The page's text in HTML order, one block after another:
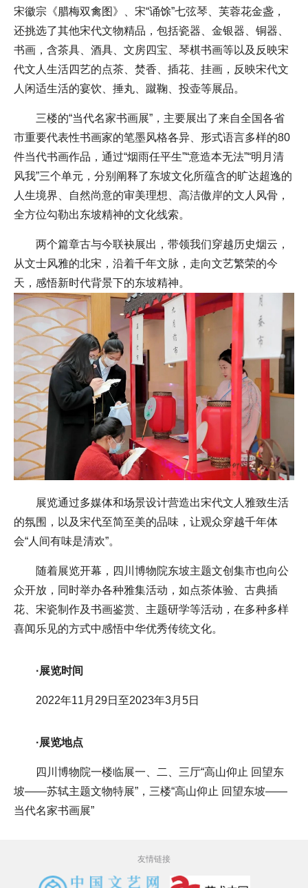
宋徽宗《腊梅双禽图》、宋“诵馀”七弦琴、芙蓉花金盏，
还挑选了其他宋代文物精品，包括瓷器、金银器、铜器、
书画，含茶具、酒具、文房四宝、琴棋书画等以及反映宋
代文人生活四艺的点茶、焚香、插花、挂画，反映宋代文
人闲适生活的宴饮、捶丸、蹴鞠、投壶等展品。
三楼的“当代名家书画展”，主要展出了来自全国各省
市重要代表性书画家的笔墨风格各异、形式语言多样的80
件当代书画作品，通过“烟雨任平生”“意造本无法”“明月清
风我”三个单元，分别阐释了东坡文化所蕴含的旷达超逸的
人生境界、自然尚意的审美理想、高洁傲岸的文人风骨，
全方位勾勒出东坡精神的文化线索。
两个篇章古与今联袂展出，带领我们穿越历史烟云，
从文士风雅的北宋，沿着千年文脉，走向文艺繁荣的今
天，感悟新时代背景下的东坡精神。
展览通过多媒体和场景设计营造出宋代文人雅致生活
的氛围，以及宋代至简至美的品味，让观众穿越千年体
会“人间有味是清欢”。
随着展览开幕，四川博物院东坡主题文创集市也向公
众开放，同时举办各种雅集活动，如点茶体验、古典插
花、宋瓷制作及书画鉴赏、主题研学等活动，在多种多样
喜闻乐见的方式中感悟中华优秀传统文化。
·展览时间
2022年11月29日至2023年3月5日
·展览地点
四川博物院一楼临展一、二、三厅“高山仰止 回望东
坡——苏轼主题文物特展”，三楼“高山仰止 回望东坡——
当代名家书画展”
友情链接